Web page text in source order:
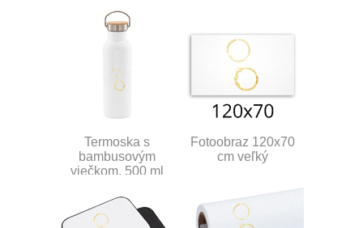
Termoska s
bambusovým
viečkom, 500 ml
Fotoobraz 120x70
cm veľký